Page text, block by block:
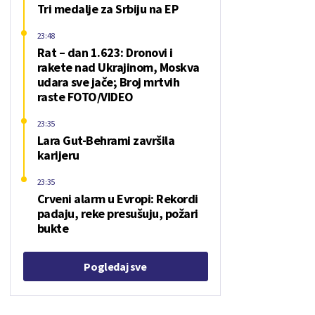
Tri medalje za Srbiju na EP
Rat – dan 1.623: Dronovi i
rakete nad Ukrajinom, Moskva
udara sve jače; Broj mrtvih
raste FOTO/VIDEO
23:48
Lara Gut-Behrami završila
karijeru
23:35
Crveni alarm u Evropi: Rekordi
padaju, reke presušuju, požari
bukte
23:35
Pogledaj sve